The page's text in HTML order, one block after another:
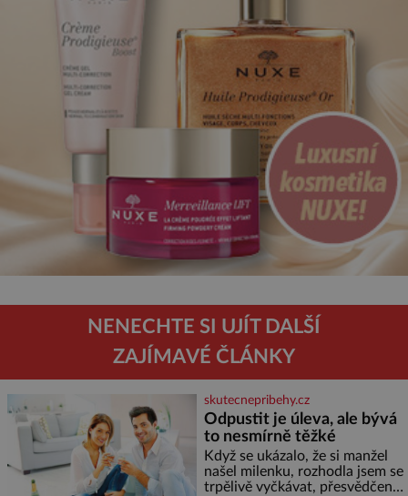
NENECHTE SI UJÍT DALŠÍ
ZAJÍMAVÉ ČLÁNKY
skutecnepribehy.cz
Odpustit je úleva, ale bývá
to nesmírně těžké
Když se ukázalo, že si manžel
našel milenku, rozhodla jsem se
trpělivě vyčkávat, přesvědčena,